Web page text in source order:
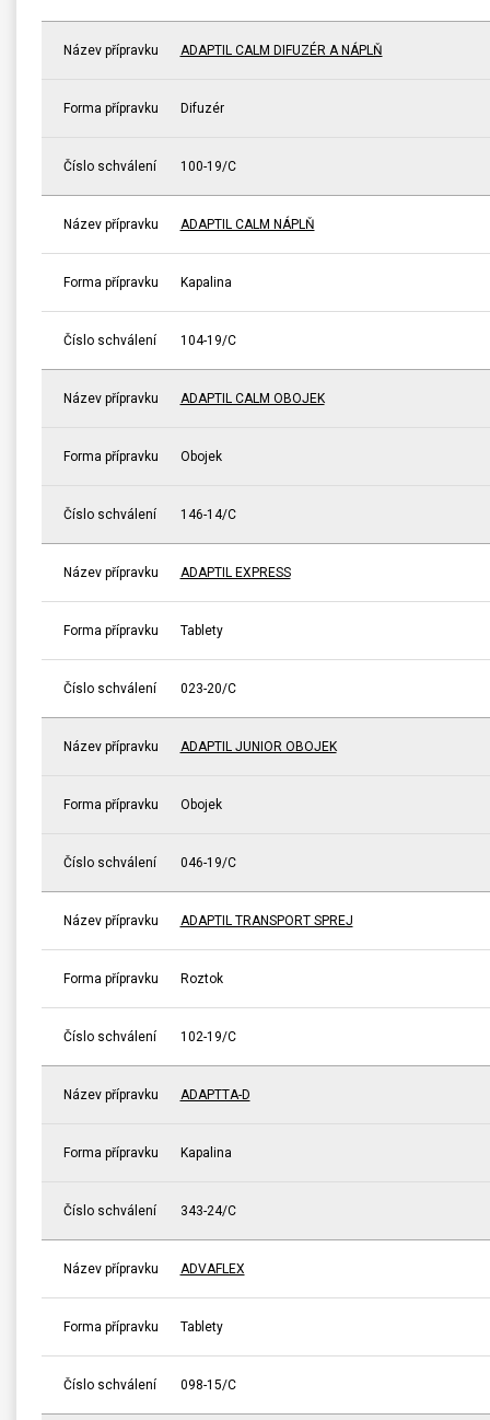
Název přípravku ADAPTIL CALM DIFUZÉR A NÁPLŇ
Forma přípravku Difuzér
Číslo schválení 100-19/C
Název přípravku ADAPTIL CALM NÁPLŇ
Forma přípravku Kapalina
Číslo schválení 104-19/C
Název přípravku ADAPTIL CALM OBOJEK
Forma přípravku Obojek
Číslo schválení 146-14/C
Název přípravku ADAPTIL EXPRESS
Forma přípravku Tablety
Číslo schválení 023-20/C
Název přípravku ADAPTIL JUNIOR OBOJEK
Forma přípravku Obojek
Číslo schválení 046-19/C
Název přípravku ADAPTIL TRANSPORT SPREJ
Forma přípravku Roztok
Číslo schválení 102-19/C
Název přípravku ADAPTTA-D
Forma přípravku Kapalina
Číslo schválení 343-24/C
Název přípravku ADVAFLEX
Forma přípravku Tablety
Číslo schválení 098-15/C